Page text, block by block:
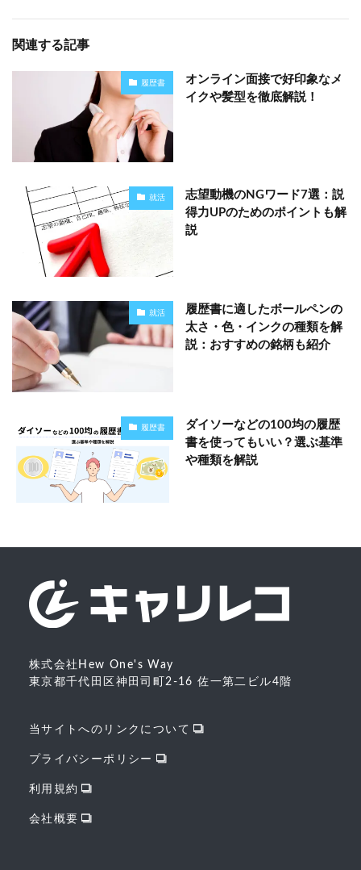
関連する記事
履歴書
オンライン面接で好印象なメ
イクや髪型を徹底解説！
就活
志望動機のNGワード7選：説
得力UPのためのポイントも解
説
就活
履歴書に適したボールペンの
太さ・色・インクの種類を解
説：おすすめの銘柄も紹介
履歴書
ダイソーなどの100均の履歴
書を使ってもいい？選ぶ基準
や種類を解説
株式会社Hew One's Way
東京都千代田区神田司町2-16 佐一第二ビル4階
当サイトへのリンクについて
プライバシーポリシー
利用規約
会社概要